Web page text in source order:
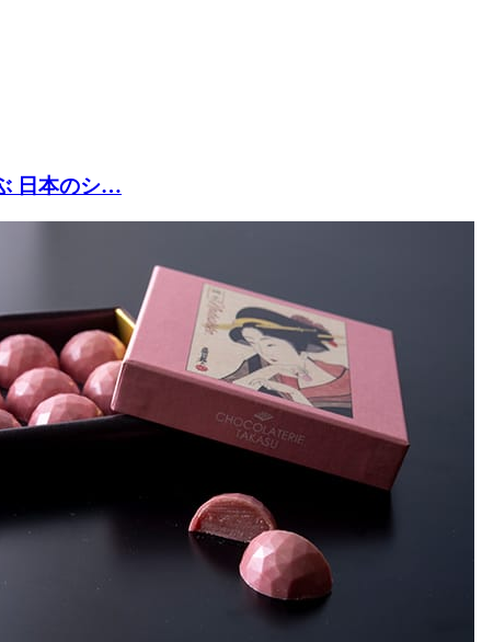
日本のシ…